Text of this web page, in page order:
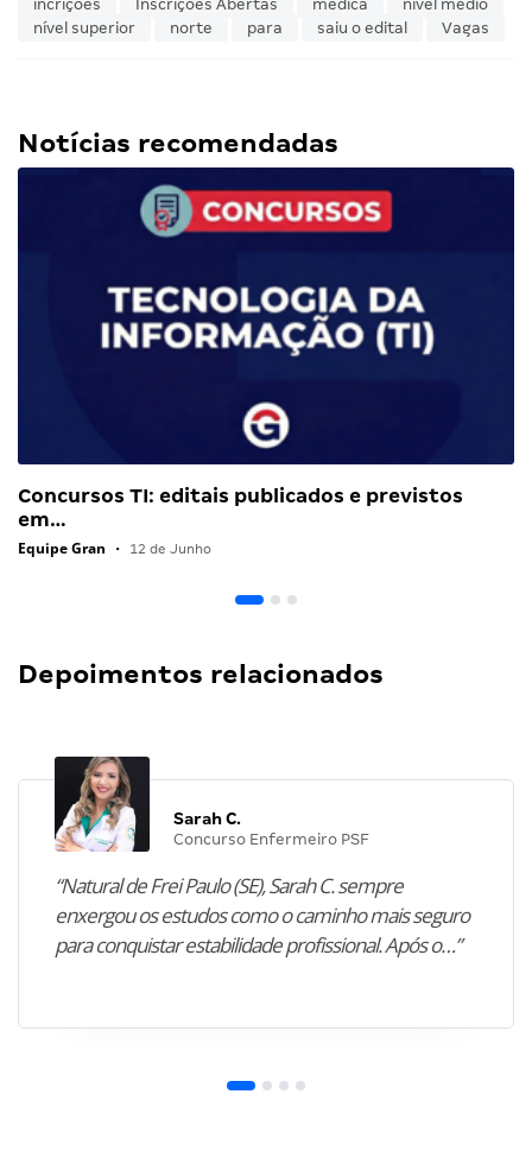
incrições Inscrições Abertas médica
nível médio
nível superior
norte para saiu o edital Vagas
Notícias recomendadas
Concursos TI: editais publicados e previstos
em…
Equipe Gran • 12 de Junho
Depoimentos relacionados
Sarah C.
Concurso Enfermeiro PSF
“Natural de Frei Paulo (SE), Sarah C. sempre
enxergou os estudos como o caminho mais seguro
para conquistar estabilidade profissional. Após o…”